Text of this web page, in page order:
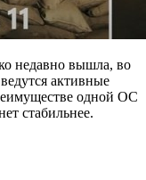
недавно вышла, во
активные
одной ОС
стабильнее.